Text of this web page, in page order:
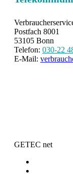
Postfach 8001
53105 Bonn
Telefon: 030-22
E-Mail:
GETEC net